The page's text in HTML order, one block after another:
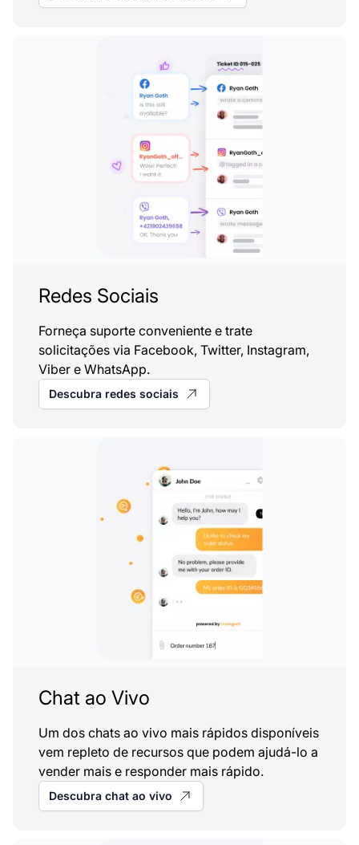
Redes Sociais
Forneça suporte conveniente e trate
solicitações via Facebook, Twitter, Instagram,
Viber e WhatsApp.
Descubra redes sociais
Chat ao Vivo
Um dos chats ao vivo mais rápidos disponíveis
vem repleto de recursos que podem ajudá-lo a
vender mais e responder mais rápido.
Descubra chat ao vivo